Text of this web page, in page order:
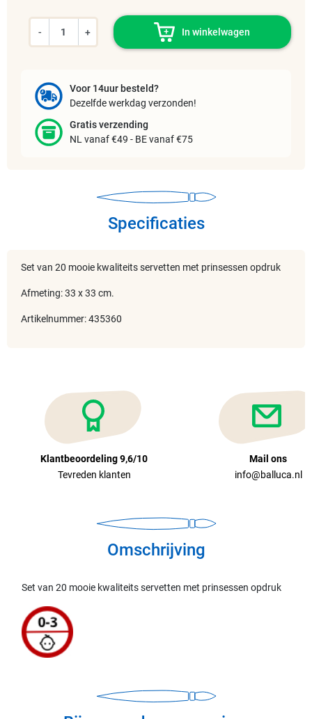
- + In winkelwagen
Voor 14uur besteld?
Dezelfde werkdag verzonden!
Gratis verzending
NL vanaf €49 - BE vanaf €75
Specificaties
Set van 20 mooie kwaliteits servetten met prinsessen opdruk
Afmeting: 33 x 33 cm.
Artikelnummer: 435360
Klantbeoordeling 9,6/10
Tevreden klanten
Mail ons
info@balluca.nl
Omschrijving
Set van 20 mooie kwaliteits servetten met prinsessen opdruk